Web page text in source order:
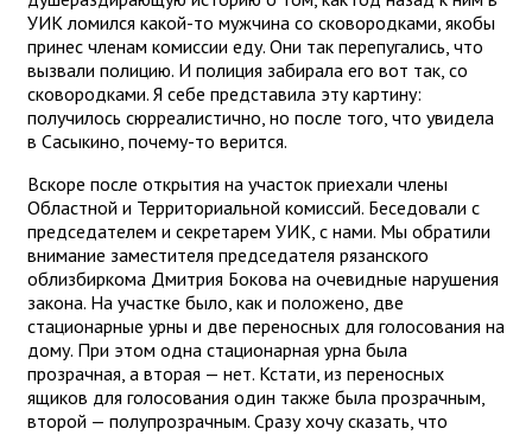
УИК ломился какой-то мужчина со сковородками, якобы
принес членам комиссии еду. Они так перепугались, что
вызвали полицию. И полиция забирала его вот так, со
сковородками. Я себе представила эту картину:
получилось сюрреалистично, но после того, что увидела
в Сасыкино, почему-то верится.
Вскоре после открытия на участок приехали члены
Областной и Территориальной комиссий. Беседовали с
председателем и секретарем УИК, с нами. Мы обратили
внимание заместителя председателя рязанского
облизбиркома Дмитрия Бокова на очевидные нарушения
закона. На участке было, как и положено, две
стационарные урны и две переносных для голосования на
дому. При этом одна стационарная урна была
прозрачная, а вторая — нет. Кстати, из переносных
ящиков для голосования один также была прозрачным,
второй — полупрозрачным. Сразу хочу сказать, что